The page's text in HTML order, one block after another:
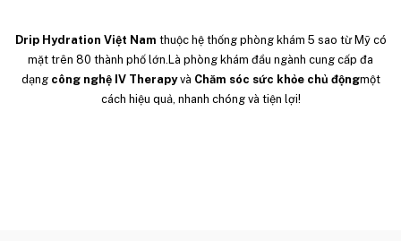
Drip Hydration Việt Nam thuộc hệ thống phòng khám 5 sao từ Mỹ có
mặt trên 80 thành phố lớn.Là phòng khám đầu ngành cung cấp đa
dạng công nghệ IV Therapyvà Chăm sóc sức khỏe chủ độngmột
cách hiệu quả, nhanh chóng và tiện lợi!